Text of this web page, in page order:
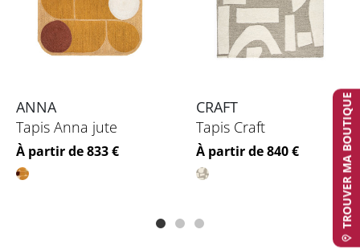
ANNA
Tapis Anna jute
Prix
À partir de 833 €
CRAFT
Tapis Craft
Prix
À partir de 840 € TROUVER MA BOUTIQUE